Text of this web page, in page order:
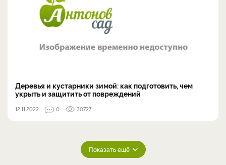
Деревья и кустарники зимой: как подготовить, чем
укрыть и защитить от повреждений
12.11.2022 0 30727
Показать ещё